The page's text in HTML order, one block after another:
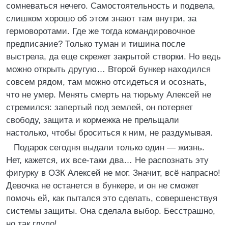
сомневаться нечего. Самостоятельность и подвела,
слишком хорошо об этом знают там внутри, за
гермоворотами. Где же тогда командировочное
предписание? Только туман и тишина после
выстрела, да еще скрежет закрытой створки. Но ведь
можно открыть другую… Второй бункер находился
совсем рядом, там можно отсидеться и осознать,
что не умер. Менять смерть на тюрьму Алексей не
стремился: запертый под землей, он потеряет
свободу, защита и кормежка не прельщали
настолько, чтобы броситься к ним, не раздумывая.
Подарок сегодня выдали только один — жизнь.
Нет, кажется, их все‑таки два… Не распознать эту
фигурку в ОЗК Алексей не мог. Значит, всё напрасно!
Девочка не останется в бункере, и он не сможет
помочь ей, как пытался это сделать, совершенствуя
системы защиты. Она сделала выбор. Бесстрашно,